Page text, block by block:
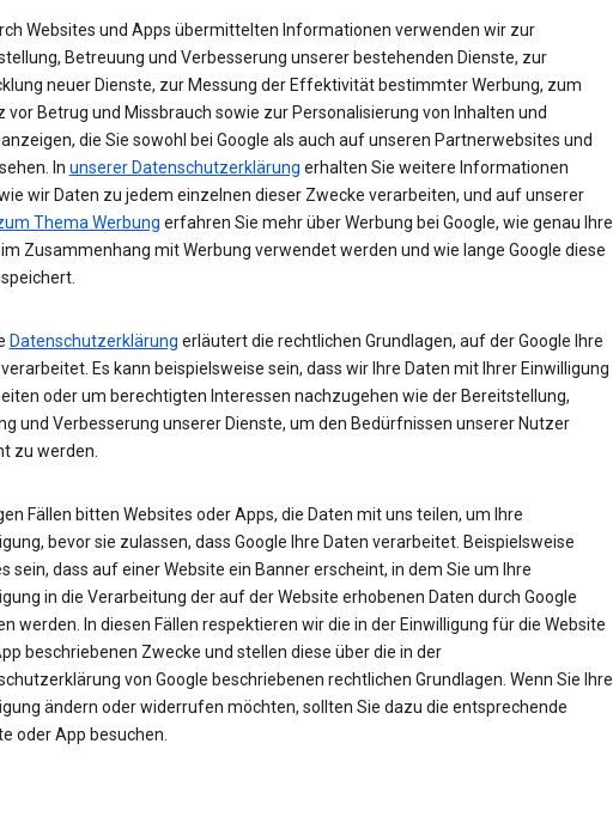
Websites und Apps übermittelten Informationen verwenden wir zur
Betreuung und Verbesserung unserer bestehenden Dienste, zur
neuer Dienste, zur Messung der Effektivität bestimmter Werbung, zum
vor Betrug und Missbrauch sowie zur Personalisierung von Inhalten und
die Sie sowohl bei Google als auch auf unseren Partnerwebsites und
In unserer Datenschutzerklärung erhalten Sie weitere Informationen
wir Daten zu jedem einzelnen dieser Zwecke verarbeiten, und auf unserer
Thema Werbung erfahren Sie mehr über Werbung bei Google, wie genau Ihre
im Zusammenhang mit Werbung verwendet werden und wie lange Google diese
Datenschutzerklärung erläutert die rechtlichen Grundlagen, auf der Google Ihre
Es kann beispielsweise sein, dass wir Ihre Daten mit Ihrer Einwilligung
oder um berechtigten Interessen nachzugehen wie der Bereitstellung,
und Verbesserung unserer Dienste, um den Bedürfnissen unserer Nutzer
zu werden.
Fällen bitten Websites oder Apps, die Daten mit uns teilen, um Ihre
bevor sie zulassen, dass Google Ihre Daten verarbeitet. Beispielsweise
sein, dass auf einer Website ein Banner erscheint, in dem Sie um Ihre
in die Verarbeitung der auf der Website erhobenen Daten durch Google
werden. In diesen Fällen respektieren wir die in der Einwilligung für die Website
beschriebenen Zwecke und stellen diese über die in der
von Google beschriebenen rechtlichen Grundlagen. Wenn Sie Ihre
ändern oder widerrufen möchten, sollten Sie dazu die entsprechende
oder App besuchen.